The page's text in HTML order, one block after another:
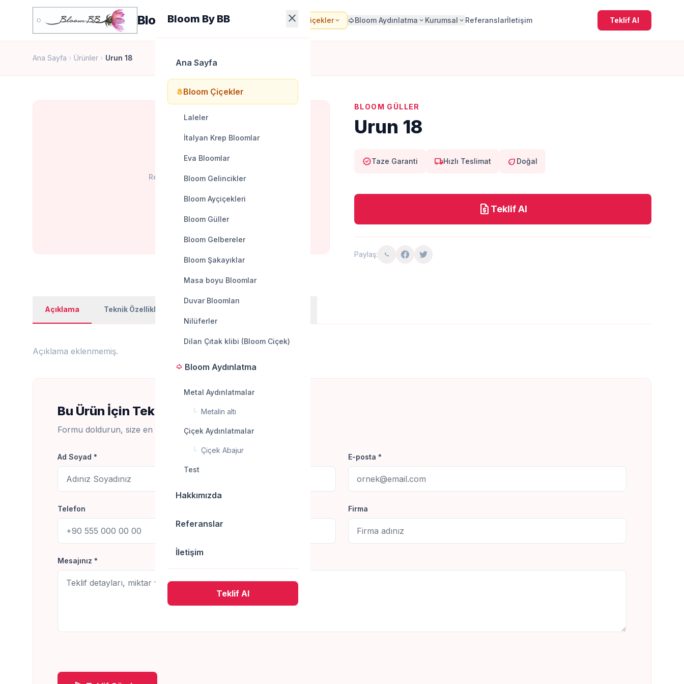
Bloom By BB Bloom Çiçeklerexpand_more lightBloom Aydınlatma expand_more Kurumsal expand_more Referanslarİletişim Teklif Al
Bloom By BB close
Ana Sayfa
local_floristBloom Çiçekler
Laleler
İtalyan Krep Bloomlar
Eva Bloomlar
Bloom Gelincikler
Bloom Ayçiçekleri
Bloom Güller
Bloom Gelbereler
Bloom Şakayıklar
Masa boyu Bloomlar
Duvar Bloomları
Nilüferler
Dilan Çıtak klibi (Bloom Ciçek)
light Bloom Aydınlatma
Metal Aydınlatmalar
└ Metalin altı
Çiçek Aydınlatmalar
└ Çiçek Abajur
Test
Hakkımızda
Referanslar
İletişim
Teklif Al
Ana Sayfa chevron_right Ürünler chevron_right Urun 18
Resim bulunamadı
BLOOM GÜLLER
Urun 18
verifiedTaze Garanti local_shippingHızlı Teslimat eco Doğal
request_quote Teklif Al
Paylaş:
Açıklama Teknik Özellikler
Açıklama eklenmemiş.
Bu Ürün İçin Teklif Al
Formu doldurun, size en kısa sürede dönüş yapalım.
Ad Soyad * E-posta *
Telefon Firma
Mesajınız *